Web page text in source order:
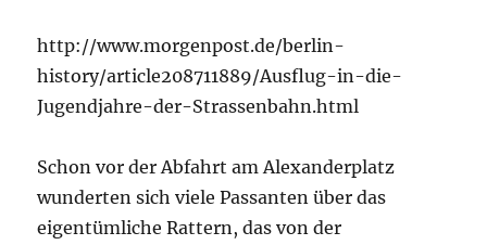
http://www.morgenpost.de/berlin-
history/article208711889/Ausflug-in-die-
Jugendjahre-der-Strassenbahn.html
Schon vor der Abfahrt am Alexanderplatz
wunderten sich viele Passanten über das
eigentümliche Rattern, das von der